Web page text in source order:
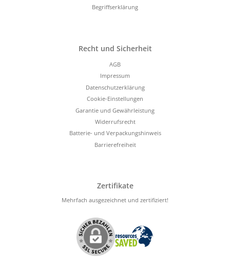
Begriffserklärung
Recht und Sicherheit
AGB
Impressum
Datenschutzerklärung
Cookie-Einstellungen
Garantie und Gewährleistung
Widerrufsrecht
Batterie- und Verpackungshinweis
Barrierefreiheit
Zertifikate
Mehrfach ausgezeichnet und zertifiziert!